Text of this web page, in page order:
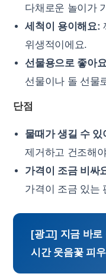
다채로운 놀이가
세척이 용이해요:
위생적이에요.
선물용으로 좋아
선물이나 돌 선물
단점
물때가 생길 수 있
제거하고 건조해
가격이 조금 비싸
가격이 조금 있는
[광고] 지금 바로
시간 웃음꽃 피